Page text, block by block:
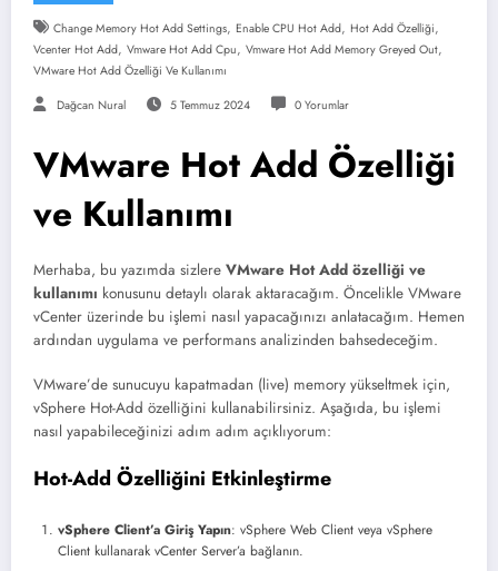
Change Memory Hot Add Settings, Enable CPU Hot Add, Hot Add Özelliği,
Vcenter Hot Add, Vmware Hot Add Cpu, Vmware Hot Add Memory Greyed Out,
VMware Hot Add Özelliği Ve Kullanımı
Dağcan Nural 5 Temmuz 2024 0 Yorumlar
VMware Hot Add Özelliği
ve Kullanımı
Merhaba, bu yazımda sizlere VMware Hot Add özelliği ve
kullanımı konusunu detaylı olarak aktaracağım. Öncelikle VMware
vCenter üzerinde bu işlemi nasıl yapacağınızı anlatacağım. Hemen
ardından uygulama ve performans analizinden bahsedeceğim.
VMware’de sunucuyu kapatmadan (live) memory yükseltmek için,
vSphere Hot-Add özelliğini kullanabilirsiniz. Aşağıda, bu işlemi
nasıl yapabileceğinizi adım adım açıklıyorum:
Hot-Add Özelliğini Etkinleştirme
vSphere Client’a Giriş Yapın: vSphere Web Client veya vSphere
Client kullanarak vCenter Server’a bağlanın.